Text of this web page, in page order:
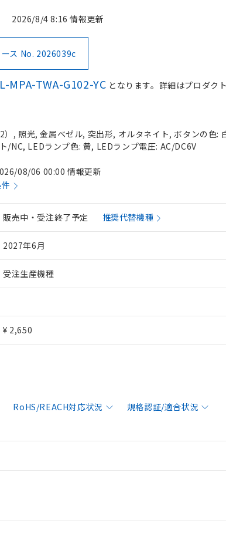
2026/8/4 8:16 情報更新
ス No. 2026039c
MPA-TWA-G102-YC となります。詳細はプロダク
, 照光, 金属ベゼル, 突出形, オルタネイト, ボタンの色:
/NC, LEDランプ色: 黄, LEDランプ電圧: AC/DC6V
08/06 00:00 情報更新
販売中・受注終了予定 推奨代替機種
2027年6月
受注生産機種
¥ 2,650
RoHS/REACH対応状況 規格認証/適合状況